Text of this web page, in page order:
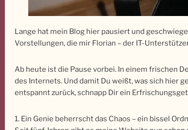
Lange hat mein Blog hier pausiert und
Vorstellungen, die mir Florian – der IT-
Ab heute ist die Pause vorbei. In einem frischen
des Internets. Und damit Du weißt, was sich hier
entspannt zurück, schnapp Dir ein
1. Ein Genie beherrscht das Chaos – ein bissel